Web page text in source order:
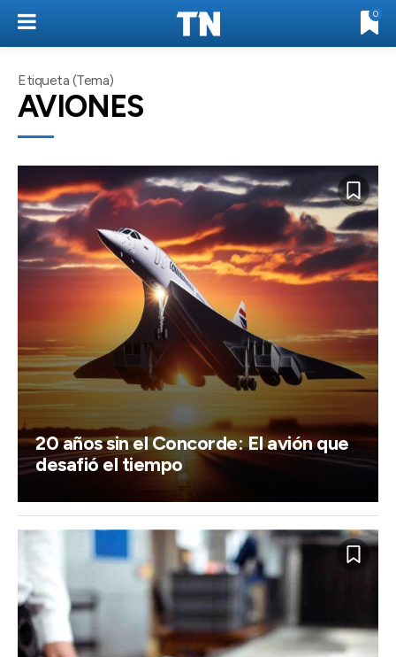
0
Etiqueta (Tema)
AVIONES
20 años sin el Concorde: El avión que
desafió el tiempo